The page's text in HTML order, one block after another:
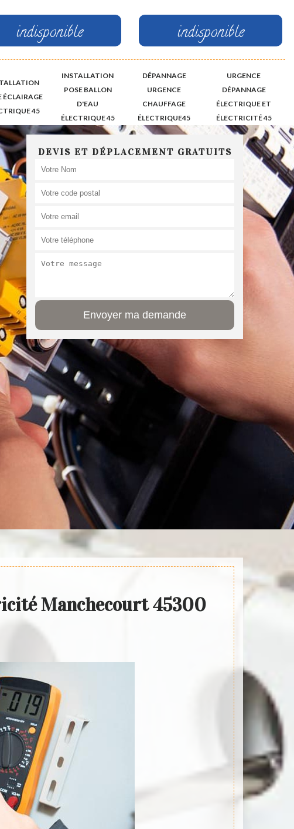
indisponible indisponible
ÉCLAIRAGE
45
INSTALLATION
POSE BALLON
D'EAU
ÉLECTRIQUE 45
DÉPANNAGE
URGENCE
CHAUFFAGE
ÉLECTRIQUE45
URGENCE
DÉPANNAGE
ÉLECTRIQUE ET
ÉLECTRICITÉ 45
DEVIS ET DÉPLACEMENT GRATUITS
Manchecourt 45300